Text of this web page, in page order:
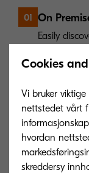
01 On
Easily
02 Device
Ensure
firmware
Cookies
Vi bruker
nettstedet vårt
hvordan
skreddersy